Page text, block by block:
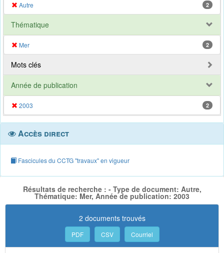
Autre 2
Thématique
Mer 2
Mots clés
Année de publication
2003 2
Accès direct
Fascicules du CCTG "travaux" en vigueur
Résultats de recherche : - Type de document: Autre,
Thématique: Mer, Année de publication: 2003
2 documents trouvés
PDF CSV Courriel